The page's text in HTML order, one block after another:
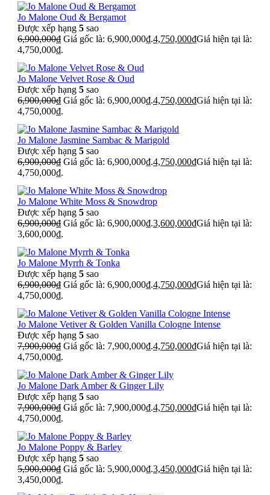
Jo Malone Oud & Bergamot
Được xếp hạng 5 sao
6,900,000₫ Giá gốc là: 6,900,000₫.4,750,000₫Giá hiện tại là:
4,750,000₫.
Jo Malone Velvet Rose & Oud
Được xếp hạng 5 sao
6,900,000₫ Giá gốc là: 6,900,000₫.4,750,000₫Giá hiện tại là:
4,750,000₫.
Jo Malone Jasmine Sambac & Marigold
Được xếp hạng 5 sao
6,900,000₫ Giá gốc là: 6,900,000₫.4,750,000₫Giá hiện tại là:
4,750,000₫.
Jo Malone White Moss & Snowdrop
Được xếp hạng 5 sao
6,900,000₫ Giá gốc là: 6,900,000₫.3,600,000₫Giá hiện tại là:
3,600,000₫.
Jo Malone Myrrh & Tonka
Được xếp hạng 5 sao
6,900,000₫ Giá gốc là: 6,900,000₫.4,750,000₫Giá hiện tại là:
4,750,000₫.
Jo Malone Vetiver & Golden Vanilla Cologne Intense
Được xếp hạng 5 sao
7,900,000₫ Giá gốc là: 7,900,000₫.4,750,000₫Giá hiện tại là:
4,750,000₫.
Jo Malone Dark Amber & Ginger Lily
Được xếp hạng 5 sao
7,900,000₫ Giá gốc là: 7,900,000₫.4,750,000₫Giá hiện tại là:
4,750,000₫.
Jo Malone Poppy & Barley
Được xếp hạng 5 sao
5,900,000₫ Giá gốc là: 5,900,000₫.3,450,000₫Giá hiện tại là:
3,450,000₫.